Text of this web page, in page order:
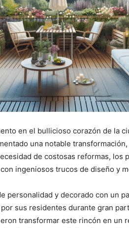
en el bullicioso corazón de la
una notable
de costosas reformas, los
ingeniosos trucos de diseño y
personalidad y decorado con un
sus residentes durante gran
transformar este rincón en un